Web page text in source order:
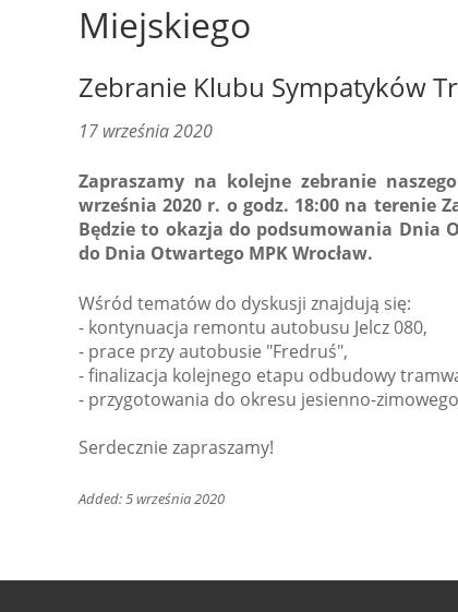
Miejskiego
Zebranie Klubu Sympatyków
17 września 2020
Zapraszamy na kolejne zebranie
września 2020 r. o godz. 18:00 na terenie
Będzie to okazja do podsumowania Dnia
do Dnia Otwartego MPK Wrocław.
Wśród tematów do dyskusji znajdują się:
- kontynuacja remontu autobusu Jelcz 080,
- prace przy autobusie "Fredruś",
- finalizacja kolejnego etapu odbudowy
- przygotowania do okresu jesienno-
Serdecznie zapraszamy!
Added: 5 września 2020